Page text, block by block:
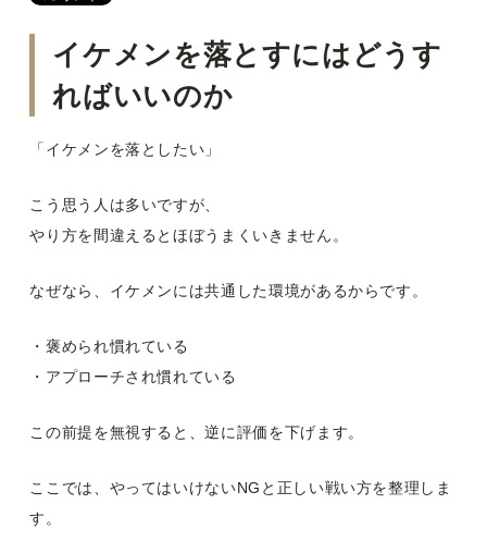
イケメンを落とすにはどうす
ればいいのか
「イケメンを落としたい」
こう思う人は多いですが、
やり方を間違えるとほぼうまくいきません。
なぜなら、イケメンには共通した環境があるからです。
・褒められ慣れている
・アプローチされ慣れている
この前提を無視すると、逆に評価を下げます。
ここでは、やってはいけないNGと正しい戦い方を整理しま
す。